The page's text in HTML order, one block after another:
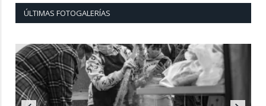
ÚLTIMAS FOTOGALERÍAS